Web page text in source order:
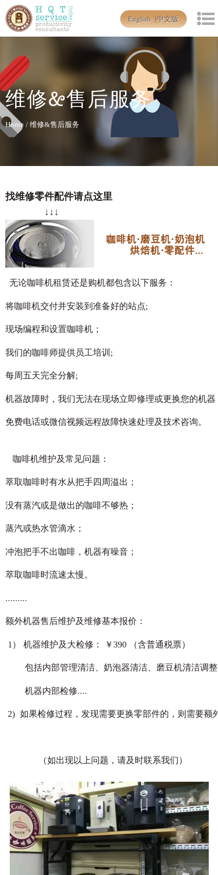
English 中文版
维修&售后服务
Home /维修&售后服务
找维修零件配件请点这里
↓↓↓
无论咖啡机租赁还是购机都包含以下服务：
将咖啡机交付并安装到准备好的站点;
现场编程和设置咖啡机；
我们的咖啡师提供员工培训;
每周五天完全分解;
机器故障时，我们无法在现场立即修理或更换您的机器
免费电话或微信视频远程故障快速处理及技术咨询。
咖啡机维护及常见问题：
萃取咖啡时有水从把手四周溢出；
没有蒸汽或是做出的咖啡不够热；
蒸汽或热水管滴水；
冲泡把手不出咖啡，机器有噪音；
萃取咖啡时流速太慢。
.........
额外机器售后维护及维修基本报价：
1） 机器维护及大检修： ￥390 （含普通税票）
包括内部管理清洁、奶泡器清洁、磨豆机清洁调整
机器内部检修....
2) 如果检修过程，发现需要更换零部件的，则需要额
（如出现以上问题，请及时联系我们）